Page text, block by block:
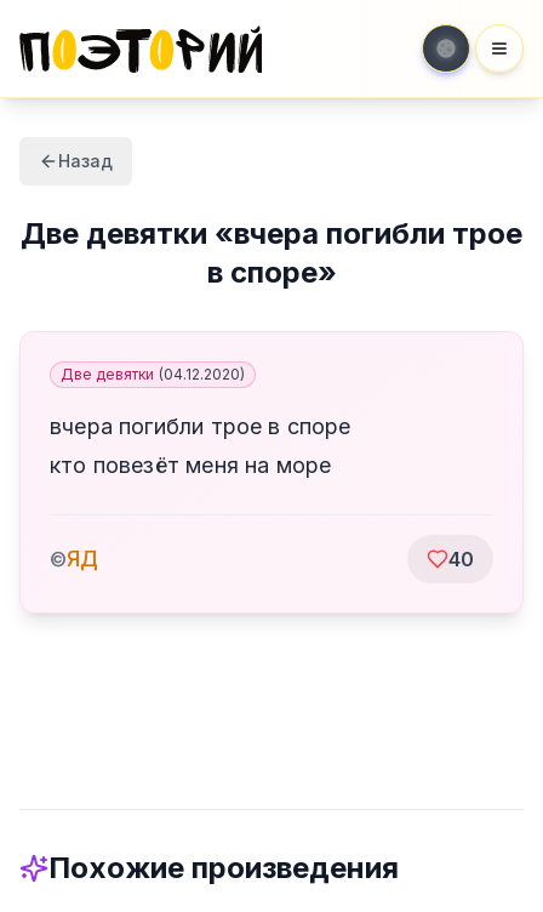
Назад
Две девятки «вчера погибли трое
в споре»
Две девятки (04.12.2020)
вчера погибли трое в споре
кто повезёт меня на море
©ЯД 40
Похожие произведения